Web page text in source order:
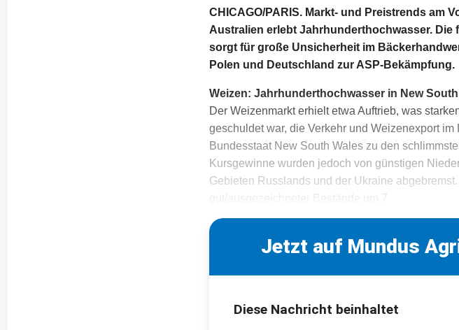
CHICAGO/PARIS. Markt- und Preistrends am
Australien erlebt Jahrhunderthochwasser. Die
sorgt für große Unsicherheit im
Polen und Deutschland zur ASP-Bekämpfung.
Weizen: Jahrhunderthochwasser in New South
Der Weizenmarkt erhielt etwa Auftrieb, was
geschuldet war, die Verkehr und Weizenexport
Bundesstaat New South Wales zu den
Kursgewinne wurden jedoch von günstigen
Gebieten Russlands und der Ukraine
gut/ausgezeichneter Bestände um 7
Jetzt auf Mundus
Diese Nachricht beinhaltet